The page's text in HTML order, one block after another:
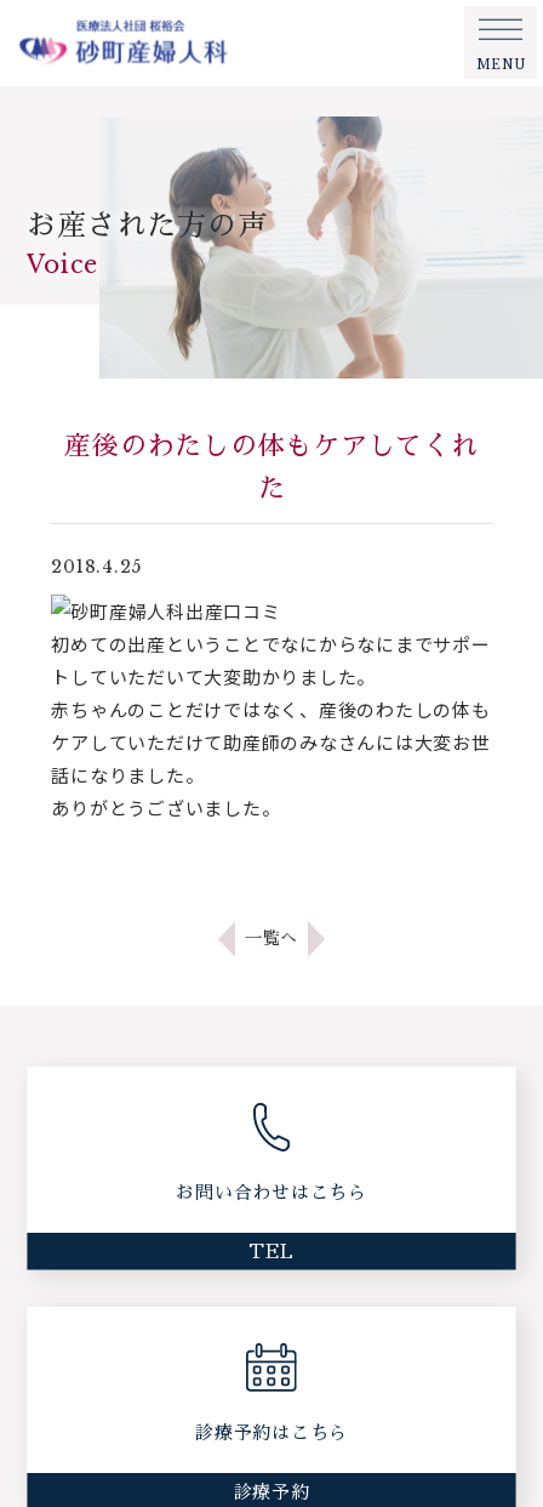
MENU
お産された方の声
Voice
産後のわたしの体もケアしてくれ
た
2018.4.25
初めての出産ということでなにからなにまでサポー
トしていただいて大変助かりました。
赤ちゃんのことだけではなく、産後のわたしの体も
ケアしていただけて助産師のみなさんには大変お世
話になりました。
ありがとうございました。
一覧へ
お問い合わせはこちら
TEL
診療予約はこちら
診療予約